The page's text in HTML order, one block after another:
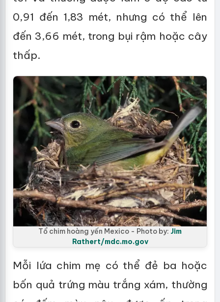
0,91 đến 1,83 mét, nhưng có thể lên
đến 3,66 mét, trong bụi rậm hoặc cây
thấp.
Tổ chim hoàng yến Mexico - Photo by: Jim
Rathert/mdc.mo.gov
Mỗi lứa chim mẹ có thể đẻ ba hoặc
bốn quả trứng màu trắng xám, thường